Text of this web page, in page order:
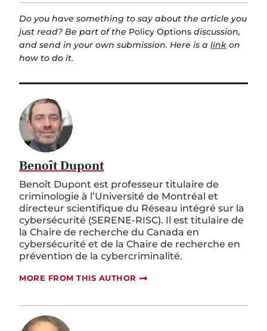
Do you have something to say about the article you
just read? Be part of the Policy Options discussion,
and send in your own submission. Here is a link on
how to do it.
Benoît Dupont
Benoît Dupont est professeur titulaire de
criminologie à l’Université de Montréal et
directeur scientifique du Réseau intégré sur la
cybersécurité (SERENE-RISC). Il est titulaire de
la Chaire de recherche du Canada en
cybersécurité et de la Chaire de recherche en
prévention de la cybercriminalité.
MORE FROM THIS AUTHOR